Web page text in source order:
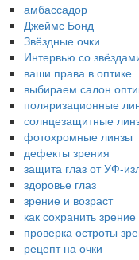
амбассадор
Джеймс Бонд
Звёздные очки
Интервью со
ваши права в оптике
выбираем салон
поляризационные
солнцезащитные
фотохромные линзы
дефекты зрения
защита глаз от УФ-
здоровье глаз
зрение и возраст
как сохранить зрение
проверка остроты
рецепт на очки